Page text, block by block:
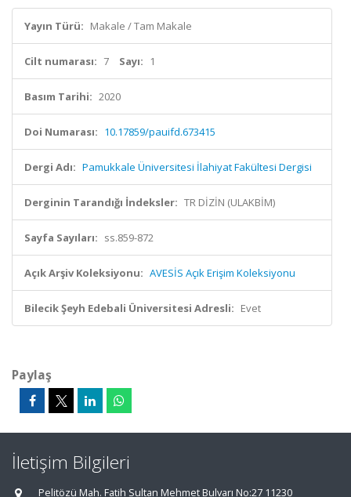
Yayın Türü: Makale / Tam Makale
Cilt numarası: 7 Sayı: 1
Basım Tarihi: 2020
Doi Numarası: 10.17859/pauifd.673415
Dergi Adı: Pamukkale Üniversitesi İlahiyat Fakültesi Dergisi
Derginin Tarandığı İndeksler: TR DİZİN (ULAKBİM)
Sayfa Sayıları: ss.859-872
Açık Arşiv Koleksiyonu: AVESİS Açık Erişim Koleksiyonu
Bilecik Şeyh Edebali Üniversitesi Adresli: Evet
Paylaş
İletişim Bilgileri
Pelitözü Mah. Fatih Sultan Mehmet Bulvarı No:27 11230